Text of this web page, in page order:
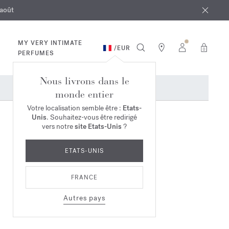
MY VERY INTIMATE
PERFUMES
/EUR 0
Nous livrons dans le
monde entier
Votre localisation semble être : Etats-
Unis. Souhaitez-vous être redirigé
vers notresite Etats-Unis ?
ETATS-UNIS
FRANCE
Autres pays